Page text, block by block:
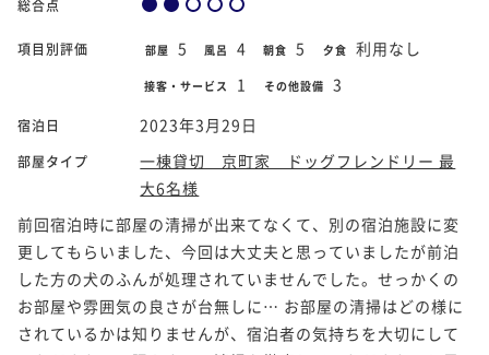
総合点
項目別評価 部屋 5 風呂 4 朝食 5 夕食 利用なし
接客・サービス 1 その他設備 3
宿泊日 2023年3月29日
部屋タイプ
一棟貸切 京町家 ドッグフレンドリー 最
大6名様
前回宿泊時に部屋の清掃が出来てなくて、別の宿泊施設に変
更してもらいました、今回は大丈夫と思っていましたが前泊
した方の犬のふんが処理されていませんでした。せっかくの
お部屋や雰囲気の良さが台無しに… お部屋の清掃はどの様に
されているかは知りませんが、宿泊者の気持ちを大切にして